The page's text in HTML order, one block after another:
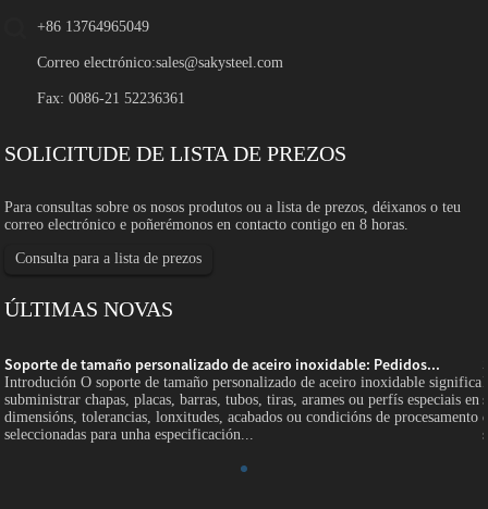
+86 13764965049
Correo electrónico:sales@sakysteel.com
Fax: 0086-21 52236361
SOLICITUDE DE LISTA DE PREZOS
Para consultas sobre os nosos produtos ou a lista de prezos, déixanos o teu
correo electrónico e poñerémonos en contacto contigo en 8 horas.
Consulta para a lista de prezos
ÚLTIMAS NOVAS
Soporte de tamaño personalizado de aceiro inoxidable: Pedidos...
Introdución O soporte de tamaño personalizado de aceiro inoxidable significa
subministrar chapas, placas, barras, tubos, tiras, arames ou perfís especiais en
dimensións, tolerancias, lonxitudes, acabados ou condicións de procesamento
seleccionadas para unha especificación...